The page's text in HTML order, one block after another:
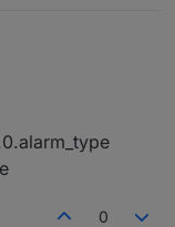
ist.
sich ja nur
11:50
0